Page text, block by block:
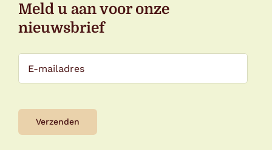
Meld u aan voor onze
nieuwsbrief